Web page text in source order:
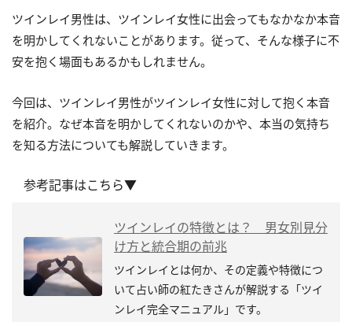
ツインレイ男性は、ツインレイ女性に出会ってもなかなか本音
を明かしてくれないことがあります。従って、そんな様子に不
安を抱く場面もあるかもしれません。
今回は、ツインレイ男性がツインレイ女性に対して抱く本音
を紹介。なぜ本音を明かしてくれないのかや、本当の気持ち
を知る方法についても解説していきます。
参考記事はこちら▼
ツインレイの特徴とは？ 男女別見分
け方と統合期の前兆
ツインレイとは何か、その定義や特徴につ
いて占い師の紅たきさんが解説する「ツイ
ンレイ完全マニュアル」です。